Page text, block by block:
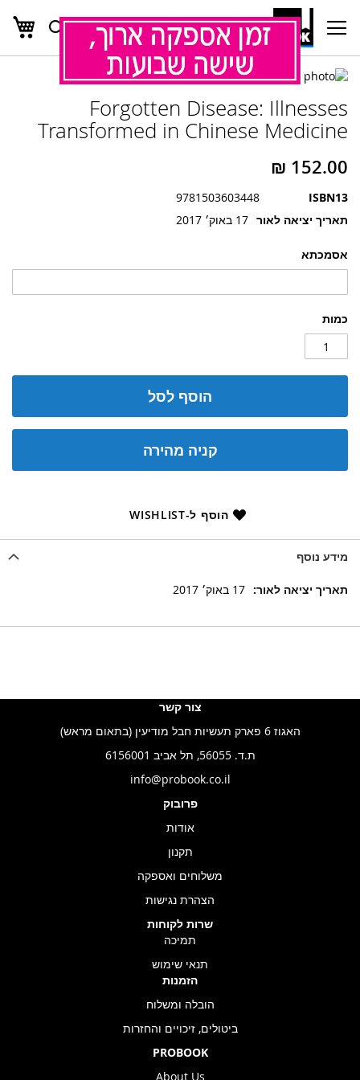
Skip
Content
חפש
אסמכתא
כמות
הוסף לסל
קניה מהירה
הוסף ל-WISHLIST
Forgotten Disease: Illnesses
Transformed in Chinese Medicine
ISBN13
9781503603448
תאריך יציאה לאור 17 באוק׳ 2017
לדלג
של
גלריית
תמונות
להתחלה
של
גלריית
מידע נוסף
מידע
17 באוק׳ 2017
צור קשר
האגוז 6 פארק תעשיות חבל מודיעין (בתאום מראש)
ת.ד. 56055, תל אביב 6156001
info@probook.co.il
פרובוק
אודות
תקנון
משלוחים ואספקה
הצהרת נגישות
שרות לקוחות
תמיכה
תנאי שימוש
הזמנות
הובלה ומשלוח
ביטולים, זיכויים והחזרות
PROBOOK
About Us